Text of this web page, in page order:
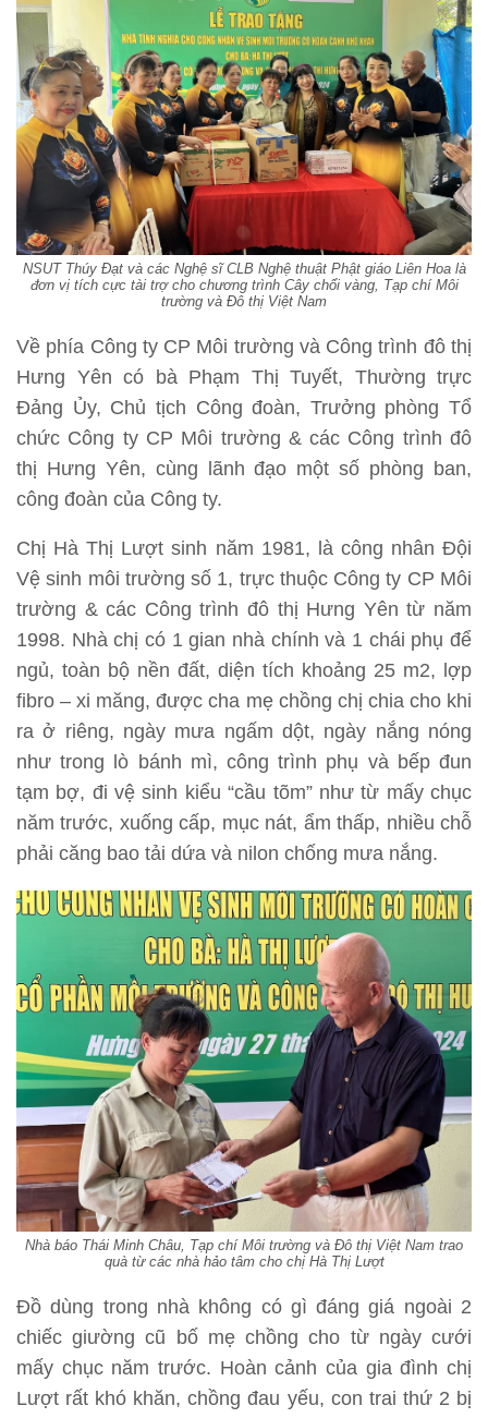
NSUT Thúy Đạt và các Nghệ sĩ CLB Nghệ thuật Phật giáo Liên Hoa là
đơn vị tích cực tài trợ cho chương trình Cây chổi vàng, Tạp chí Môi
trường và Đô thị Việt Nam
Về phía Công ty CP Môi trường và Công trình đô thị
Hưng Yên có bà Phạm Thị Tuyết, Thường trực
Đảng Ủy, Chủ tịch Công đoàn, Trưởng phòng Tổ
chức Công ty CP Môi trường & các Công trình đô
thị Hưng Yên, cùng lãnh đạo một số phòng ban,
công đoàn của Công ty.
Chị Hà Thị Lượt sinh năm 1981, là công nhân Đội
Vệ sinh môi trường số 1, trực thuộc Công ty CP Môi
trường & các Công trình đô thị Hưng Yên từ năm
1998. Nhà chị có 1 gian nhà chính và 1 chái phụ để
ngủ, toàn bộ nền đất, diện tích khoảng 25 m2, lợp
fibro – xi măng, được cha mẹ chồng chị chia cho khi
ra ở riêng, ngày mưa ngấm dột, ngày nắng nóng
như trong lò bánh mì, công trình phụ và bếp đun
tạm bợ, đi vệ sinh kiểu “cầu tõm” như từ mấy chục
năm trước, xuống cấp, mục nát, ẩm thấp, nhiều chỗ
phải căng bao tải dứa và nilon chống mưa nắng.
Nhà báo Thái Minh Châu, Tạp chí Môi trường và Đô thị Việt Nam trao
quà từ các nhà hảo tâm cho chị Hà Thị Lượt
Đồ dùng trong nhà không có gì đáng giá ngoài 2
chiếc giường cũ bố mẹ chồng cho từ ngày cưới
mấy chục năm trước. Hoàn cảnh của gia đình chị
Lượt rất khó khăn, chồng đau yếu, con trai thứ 2 bị